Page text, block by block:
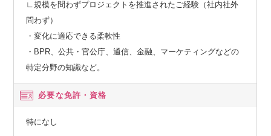
∟規模を問わずプロジェクトを推進されたご経験（社内社外
問わず）
・変化に適応できる柔軟性
・BPR、公共・官公庁、通信、金融、マーケティングなどの
特定分野の知識など。
必要な免許・資格
特になし